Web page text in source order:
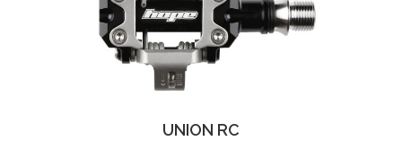
UNION RC